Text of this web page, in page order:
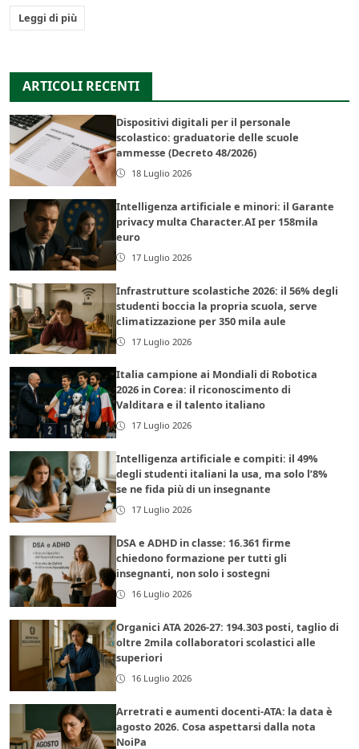
Leggi di più
ARTICOLI RECENTI
Dispositivi digitali per il personale
scolastico: graduatorie delle scuole
ammesse (Decreto 48/2026)
18 Luglio 2026
Intelligenza artificiale e minori: il Garante
privacy multa Character.AI per 158mila
euro
17 Luglio 2026
Infrastrutture scolastiche 2026: il 56% degli
studenti boccia la propria scuola, serve
climatizzazione per 350 mila aule
17 Luglio 2026
Italia campione ai Mondiali di Robotica
2026 in Corea: il riconoscimento di
Valditara e il talento italiano
17 Luglio 2026
Intelligenza artificiale e compiti: il 49%
degli studenti italiani la usa, ma solo l’8%
se ne fida più di un insegnante
17 Luglio 2026
DSA e ADHD in classe: 16.361 firme
chiedono formazione per tutti gli
insegnanti, non solo i sostegni
16 Luglio 2026
Organici ATA 2026-27: 194.303 posti, taglio di
oltre 2mila collaboratori scolastici alle
superiori
16 Luglio 2026
Arretrati e aumenti docenti-ATA: la data è
agosto 2026. Cosa aspettarsi dalla nota
NoiPa